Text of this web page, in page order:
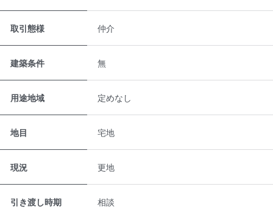
取引態様 仲介
建築条件 無
用途地域 定めなし
地目 宅地
現況 更地
引き渡し時期 相談